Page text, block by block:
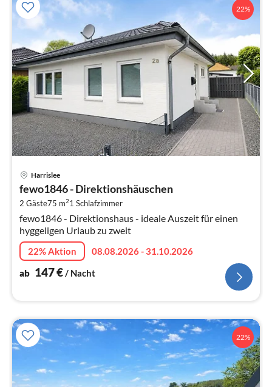
22%
Harrislee
fewo1846 - Direktionshäuschen
2 Gäste75 m21 Schlafzimmer
fewo1846 - Direktionshaus - ideale Auszeit für einen
hyggeligen Urlaub zu zweit
22% Aktion
08.08.2026 - 31.10.2026
ab 147€/ Nacht
22%